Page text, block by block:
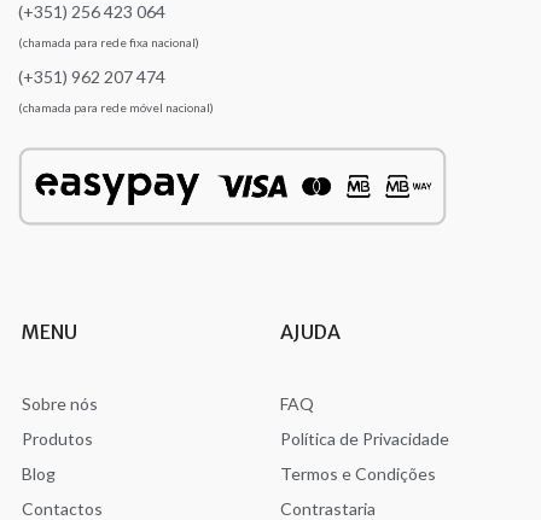
(+351) 256 423 064
(chamada para rede fixa nacional)
(+351) 962 207 474
(chamada para rede móvel nacional)
MENU
Sobre nós
Produtos
Blog
Contactos
AJUDA
FAQ
Política de Privacidade
Termos e Condições
Contrastaria